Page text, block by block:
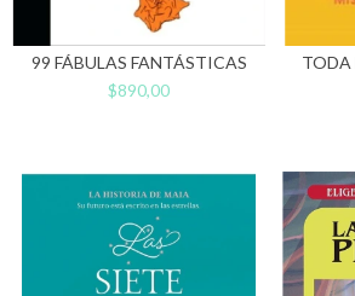
99 FÁBULAS FANTÁSTICAS
$890,00
TODA